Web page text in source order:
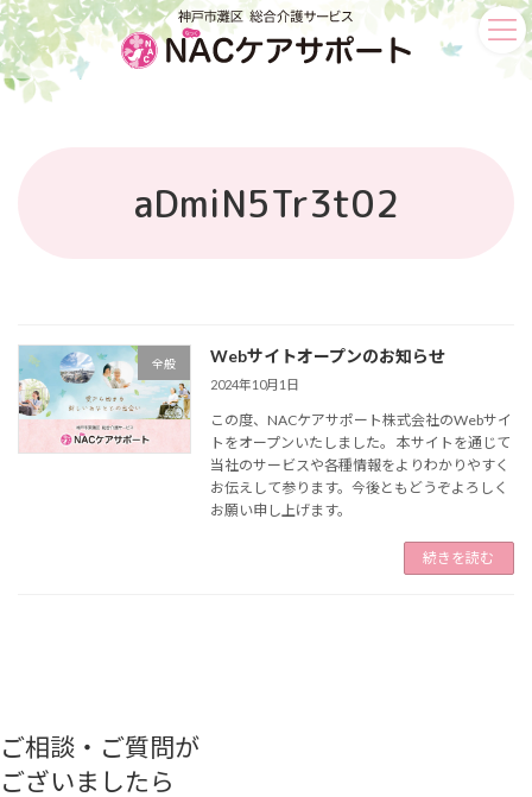
コ
ン
テ
ン
ナ
ビ
ゲ
ー
aDmiN5Tr3t02
全般 Webサイトオープンのお知らせ
2024年10月1日
この度、NACケアサポート株式会社のWebサイ
トをオープンいたしました。 本サイトを通じて
当社のサービスや各種情報をよりわかりやすく
お伝えして参ります。今後ともどうぞよろしく
お願い申し上げます。
続きを読む
ご相談・ご質問が
ございましたら